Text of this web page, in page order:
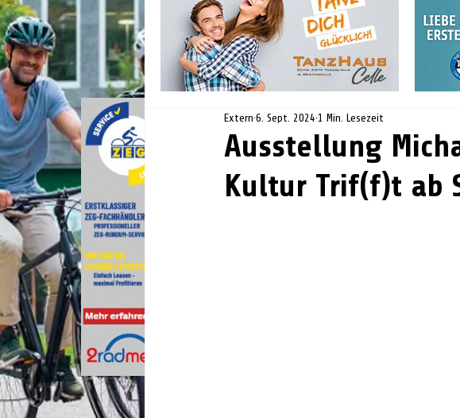
Ausstellung
Kultur Trif(f)t ab
Extern 6. Sept. 2024 1 Min. Lesezeit